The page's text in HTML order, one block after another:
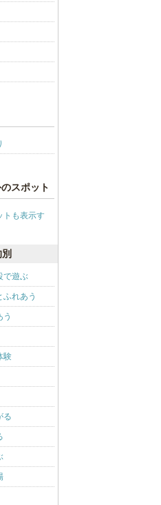
スポット
トも表示す
で遊ぶ
ふれあう
う
験
る